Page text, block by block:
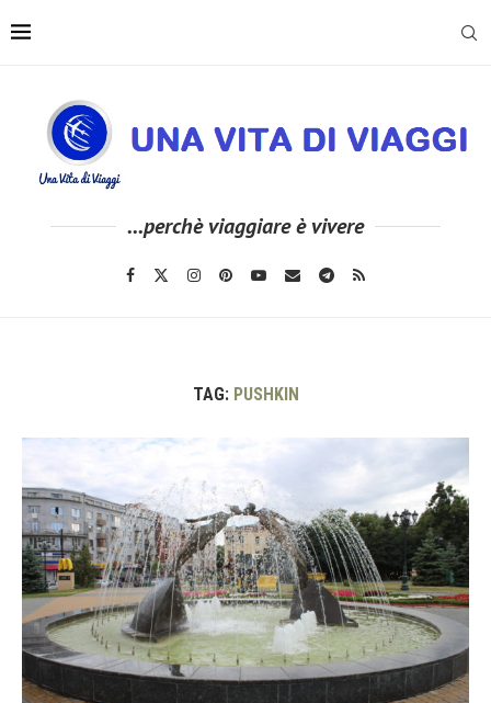
...perchè viaggiare è vivere
TAG: PUSHKIN